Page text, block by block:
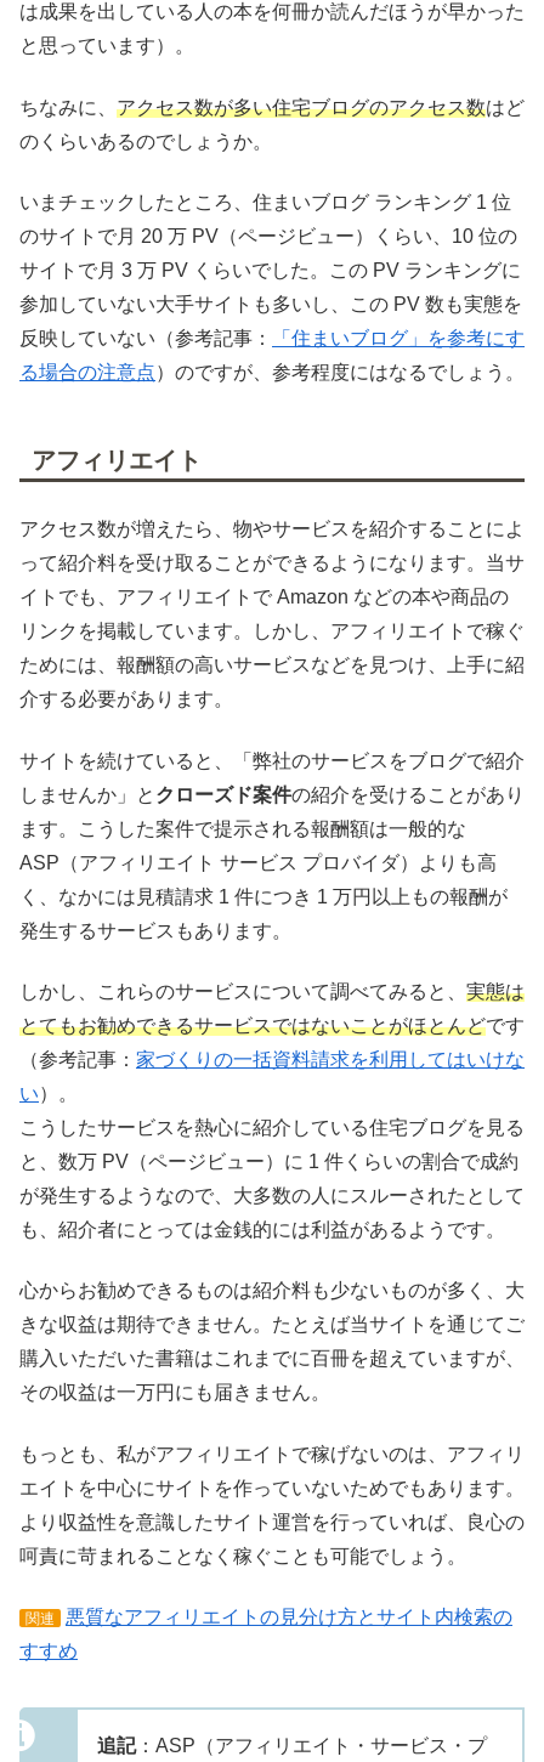
は成果を出している人の本を何冊か読んだほうが早かった
と思っています）。
ちなみに、 アクセス数が多い住宅ブログのアクセス数はど
のくらいあるのでしょうか。
いまチェックしたところ、住まいブログ ランキング 1 位
のサイトで月 20 万 PV（ページビュー）くらい、10 位の
サイトで月 3 万 PV くらいでした。この PV ランキングに
参加していない大手サイトも多いし、この PV 数も実態を
反映していない（参考記事：
「住まいブログ」を参考にす
る場合の注意点）のですが、参考程度にはなるでしょう。
アフィリエイト
アクセス数が増えたら、物やサービスを紹介することによ
って紹介料を受け取ることができるようになります。当サ
イトでも、アフィリエイトで Amazon などの本や商品の
リンクを掲載しています。しかし、アフィリエイトで稼ぐ
ためには、報酬額の高いサービスなどを見つけ、上手に紹
介する必要があります。
サイトを続けていると、「弊社のサービスをブログで紹介
しませんか」と クローズド案件の紹介を受けることがあり
ます。こうした案件で提示される報酬額は一般的な
ASP（アフィリエイト サービス プロバイダ）よりも高
く、なかには見積請求 1 件につき 1 万円以上もの報酬が
発生するサービスもあります。
しかし、これらのサービスについて調べてみると、 実態は
とてもお勧めできるサービスではないことがほとんどです
（参考記事： 家づくりの一括資料請求を利用してはいけな
い）。
こうしたサービスを熱心に紹介している住宅ブログを見る
と、数万 PV（ページビュー）に 1 件くらいの割合で成約
が発生するようなので、大多数の人にスルーされたとして
も、紹介者にとっては金銭的には利益があるようです。
心からお勧めできるものは紹介料も少ないものが多く、大
きな収益は期待できません。たとえば当サイトを通じてご
購入いただいた書籍はこれまでに百冊を超えていますが、
その収益は一万円にも届きません。
もっとも、私がアフィリエイトで稼げないのは、アフィリ
エイトを中心にサイトを作っていないためでもあります。
より収益性を意識したサイト運営を行っていれば、良心の
呵責に苛まれることなく稼ぐことも可能でしょう。
関連
悪質なアフィリエイトの見分け方とサイト内検索の
すすめ
追記：ASP（アフィリエイト・サービス・プ